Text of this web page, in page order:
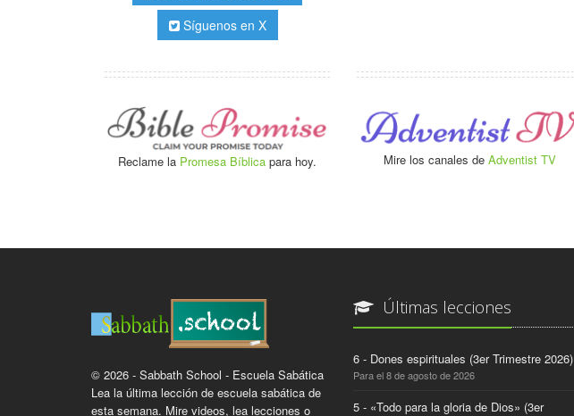
Síguenos en X
Reclame la Promesa Bíblica para hoy. Mire los canales deAdventist TV
© 2026 - Sabbath School - Escuela Sabática
Lea la última lección de escuela sabática de
esta semana. Mire videos, lea lecciones o
Últimas lecciones
6 - Dones espirituales (3er Trimestre 2026)
Para el 8 de agosto de 2026
5 - «Todo para la gloria de Dios» (3er